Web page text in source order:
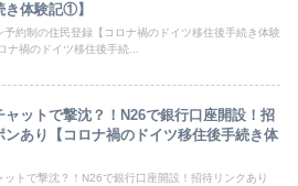
き体験記①】
予約制の住民登録【コロナ禍のドイツ移住後手続き体験
禍のドイツ移住後手続...
ャットで撃沈？！N26で銀行口座開設！招
ンあり【コロナ禍のドイツ移住後手続き体
ットで撃沈？！N26で銀行口座開設！招待リンクあり